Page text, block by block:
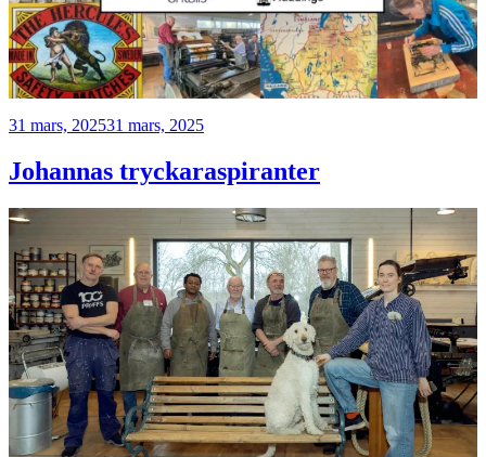
Publicerat
31 mars, 202531 mars, 2025
Johannas tryckaraspiranter